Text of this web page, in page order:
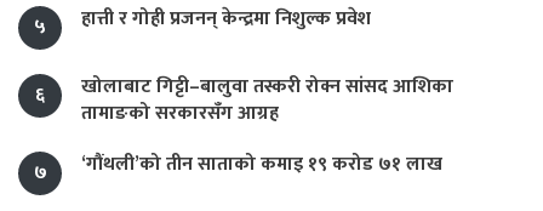
५ हात्ती र गोही प्रजनन् केन्द्रमा निशुल्क प्रवेश
६
खोलाबाट गिट्टी–बालुवा तस्करी रोक्न सांसद आशिका
तामाङको सरकारसँग आग्रह
७
‘गौंथली’को तीन साताको कमाइ १९ करोड ७१ लाख